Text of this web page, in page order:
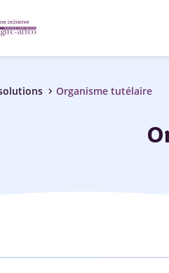
chevron_right Organisme tutélaire